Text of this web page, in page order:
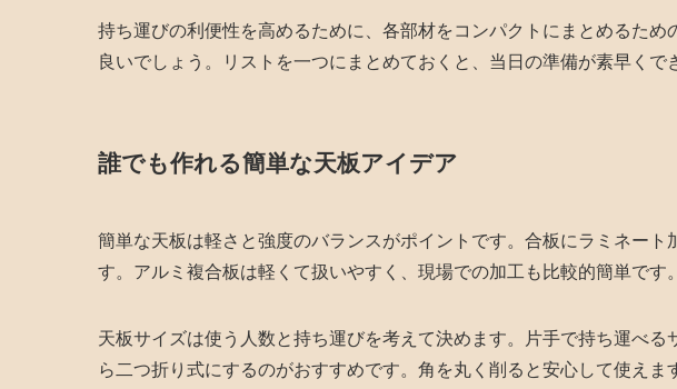
持ち運びの利便性を高めるために、各部材をコンパクトにまとめるため
良いでしょう。リストを一つにまとめておくと、当日の準備が素早くで
誰でも作れる簡単な天板アイデア
簡単な天板は軽さと強度のバランスがポイントです。合板にラミネート
す。アルミ複合板は軽くて扱いやすく、現場での加工も比較的簡単です。
天板サイズは使う人数と持ち運びを考えて決めます。片手で持ち運べ
ら二つ折り式にするのがおすすめです。角を丸く削ると安心して使えま